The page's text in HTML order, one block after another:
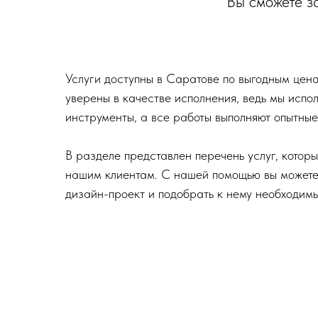
Услуги доступны в Саратове по выгодным
уверены в качестве исполнения, ведь мы
инструменты, а все работы выполняют
В разделе представлен перечень услуг,
нашим клиентам. С нашей помощью вы можете
дизайн-проект и подобрать к нему